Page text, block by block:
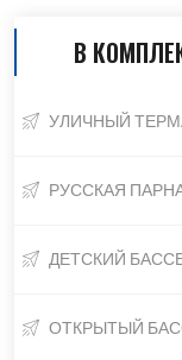
В
УЛИЧНЫЙ
РУССКАЯ
ДЕТСКИЙ
ОТКРЫТЫЙ